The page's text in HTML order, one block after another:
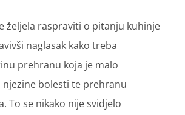
željela raspraviti o pitanju kuhinje
naglasak kako treba
prehranu koja je malo
njezine bolesti te prehranu
To se nikako nije svidjelo